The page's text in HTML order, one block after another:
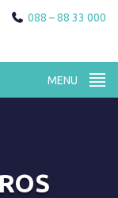
088 – 88 33 000